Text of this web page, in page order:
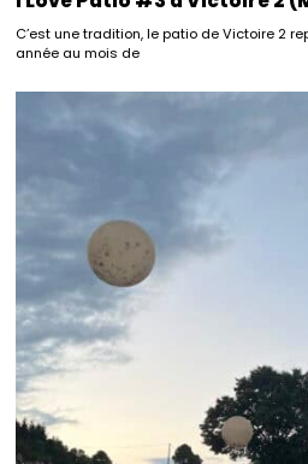
C’est une tradition, le patio de Victoire 2
année au mois de